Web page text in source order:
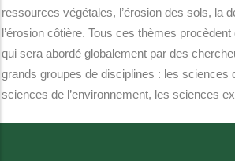
ressources végétales, l’érosion des sols, la
l’érosion côtière. Tous ces thèmes
qui sera abordé globalement par des
grands groupes de disciplines : les sciences
sciences de l’environnement, les sciences